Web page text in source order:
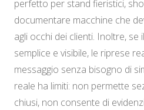
perfetto per stand fieristici,
documentare macchine che
agli occhi dei clienti. Inoltre, se
semplice e visibile, le riprese
messaggio senza bisogno di
reale ha limiti: non permette
chiusi, non consente di